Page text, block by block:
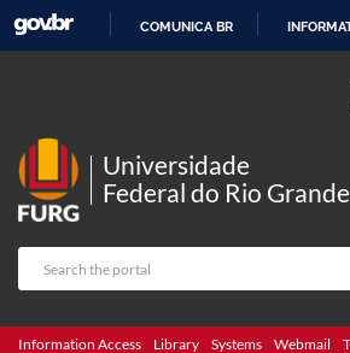
COMUNICA BR
Universidade
Federal do Rio Grande
Information Access Library Systems Webmail